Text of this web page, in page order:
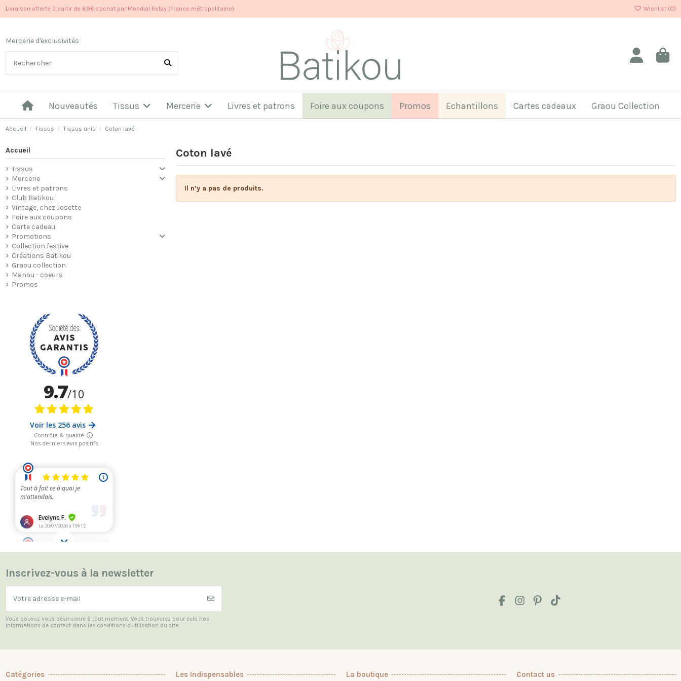
Livraison offerte à partir de 69€ d'achat par Mondial Relay (France métropolitaine) Wishlist (0)
Mercerie d'exclusivités
Nouveautés Tissus Mercerie Livres et patrons Foire aux coupons Promos Echantillons Cartes cadeaux Graou Collection
Accueil Tissus Tissus unis Coton lavé
Coton lavé
Il n’y a pas de produits.
Accueil
Tissus
Mercerie
Livres et patrons
Club Batikou
Vintage, chez Josette
Foire aux coupons
Carte cadeau
Promotions
Collection festive
Créations Batikou
Graou collection
Manou - coeurs
Promos
Inscrivez-vous à la newsletter
Vous pouvez vous désinscrire à tout moment. Vous trouverez pour cela nos
informations de contact dans les conditions d'utilisation du site.
Catégories Les Indispensables La boutique Contact us